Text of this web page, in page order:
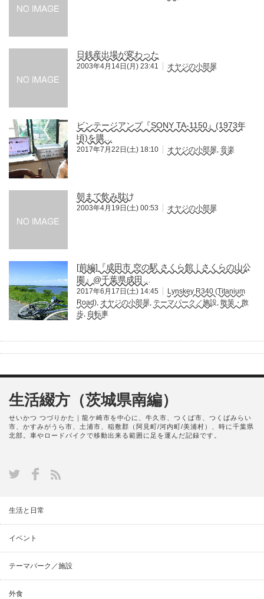
日銭産出場が変わった
2003年4月14日(月) 23:41 オヤジの小部屋
ビンテージアンプ『SONY TA-1150』(1973年
頃)を購…
2017年7月22日(土) 18:10 オヤジの小部屋, 音楽
朝まで飲み耽け
2003年4月19日(土) 00:53 オヤジの小部屋
[前編]『成田市 空の駅 さくら館｜さくらの山公
園』@千葉県成田…
2017年6月17日(土) 14:45
Lynskey R340 (Titanium
Road), オヤジの小部屋, テーマパーク／施設, 散策・散
歩, 自転車
生活綴方（茨城県南編）
せいかつ つづりかた｜龍ケ崎市を中心に、牛久市、つくば市、つくばみらい
市、かすみがうら市、土浦市、稲敷郡（阿見町/河内町/美浦村）、時に千葉県
北部。車やロードバイクで移動出来る範囲に足を運んだ記録です。
生活と日常
イベント
テーマパーク／施設
外食